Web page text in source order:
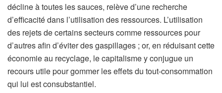
décline à toutes les sauces, relève d’une recherche
d’efficacité dans l’utilisation des ressources. L’utilisation
des rejets de certains secteurs comme ressources pour
d’autres afin d’éviter des gaspillages ; or, en réduisant cette
économie au recyclage, le capitalisme y conjugue un
recours utile pour gommer les effets du tout-consommation
qui lui est consubstantiel.